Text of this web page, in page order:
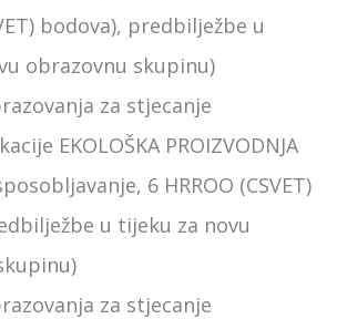
bodova), predbilježbe u
obrazovnu skupinu)
za stjecanje
EKOLOŠKA PROIZVODNJA
6 HRROO (CSVET)
u tijeku za novu
za stjecanje